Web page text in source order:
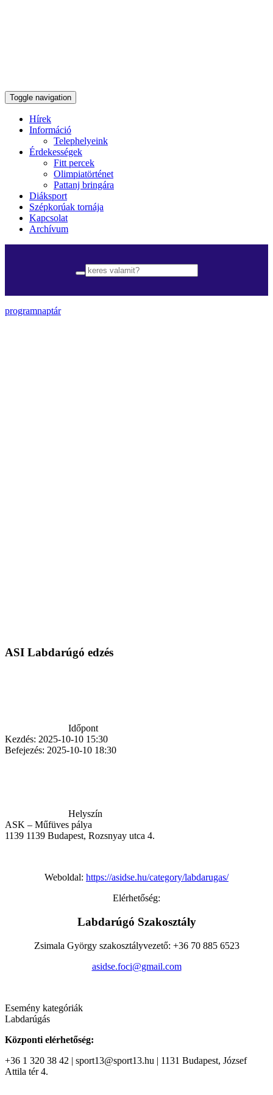
Toggle navigation
Hírek
Információ
Telephelyeink
Érdekességek
Fitt percek
Olimpiatörténet
Pattanj bringára
Diáksport
Szépkorúak tornája
Kapcsolat
Archívum
programnaptár
ASI Labdarúgó edzés
Időpont
Kezdés: 2025-10-10 15:30
Befejezés: 2025-10-10 18:30
Helyszín
ASK – Műfüves pálya
1139 1139 Budapest, Rozsnyay utca 4.
Weboldal: https://asidse.hu/category/labdarugas/
Elérhetőség:
Labdarúgó Szakosztály
Zsimala György szakosztályvezető: +36 70 885 6523
asidse.foci@gmail.com
Esemény kategóriák
Labdarúgás
Központi elérhetőség:
+36 1 320 38 42 | sport13@sport13.hu | 1131 Budapest, József
Attila tér 4.